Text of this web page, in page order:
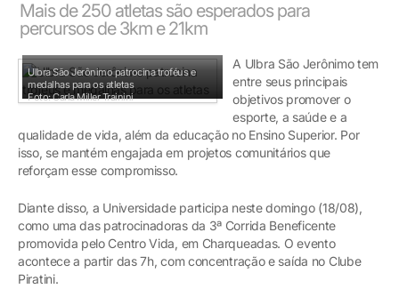
Mais de 250 atletas são esperados para
percursos de 3km e 21km
Ulbra São Jerônimo patrocina troféus e
medalhas para os atletas
Foto: Carla Miller Trainini
A Ulbra São Jerônimo tem
entre seus principais
objetivos promover o
esporte, a saúde e a
qualidade de vida, além da educação no Ensino Superior. Por
isso, se mantém engajada em projetos comunitários que
reforçam esse compromisso.
Diante disso, a Universidade participa neste domingo (18/08),
como uma das patrocinadoras da 3ª Corrida Beneficente
promovida pelo Centro Vida, em Charqueadas. O evento
acontece a partir das 7h, com concentração e saída no Clube
Piratini.